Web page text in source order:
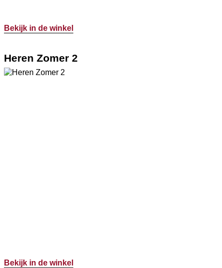
Bekijk in de winkel
Heren Zomer 2
Bekijk in de winkel